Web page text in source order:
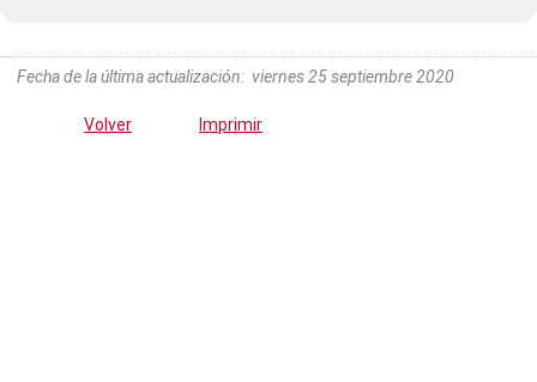
Fecha de la última actualización: viernes 25 septiembre 2020
Volver Imprimir